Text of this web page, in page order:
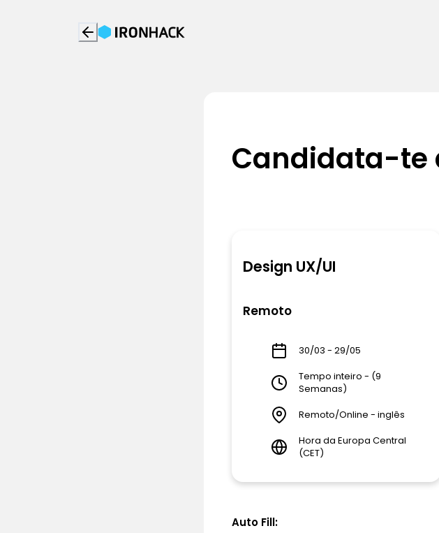
Candidata-te
Design UX/UI
Remoto
30/03 - 29/05
Tempo inteiro - (9
Semanas)
Remoto/Online - inglês
Hora da Europa Central
(CET)
Auto Fill: